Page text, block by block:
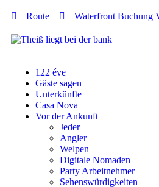
Route Waterfront Buchung
122 éve
Gäste sagen
Unterkünfte
Casa Nova
Vor der Ankunft
Jeder
Angler
Welpen
Digitale Nomaden
Party Arbeitnehmer
Sehenswürdigkeiten